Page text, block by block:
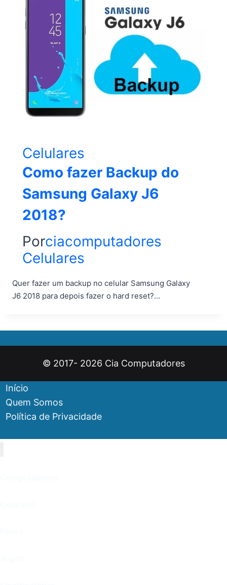
Celulares
Como fazer Backup do
Samsung Galaxy J6
2018?
Porciacomputadores
Celulares
Quer fazer um backup no celular Samsung Galaxy
J6 2018 para depois fazer o hard reset?…
© 2017- 2026 Cia Computadores
Início
Quem Somos
Política de Privacidade